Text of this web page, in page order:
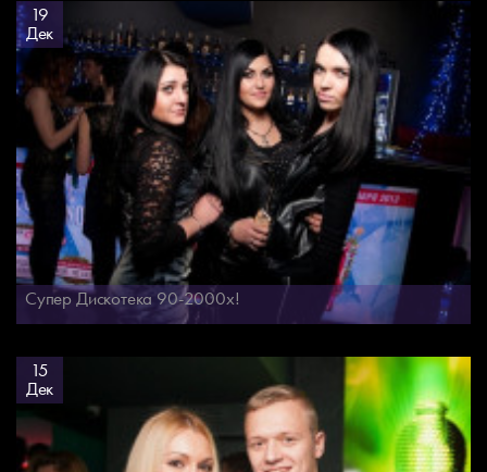
19
Дек
Супер Дискотека 90-2000х!
15
Дек